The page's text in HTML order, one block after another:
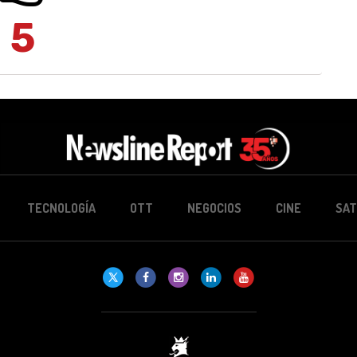
5
TECNOLOGÍA OTT NEGOCIOS CINE